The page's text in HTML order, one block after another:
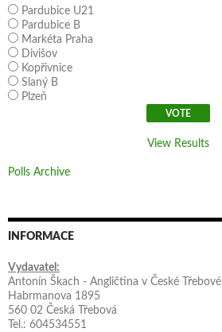
Pardubice U21
Pardubice B
Markéta Praha
Divišov
Kopřivnice
Slaný B
Plzeň
View Results
Polls Archive
INFORMACE
Vydavatel:
Antonín Škach - Angličtina v České Třebové
Habrmanova 1895
560 02 Česká Třebová
Tel.: 604534551